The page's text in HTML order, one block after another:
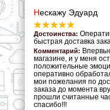
Нескажу Эдуард
Достоинства:
быстрая доставка
Комментарий:
магазине, и у меня
положительные
оперативно
мои пожелания по
заказа до момента
прошли считанные
спасибо!!!